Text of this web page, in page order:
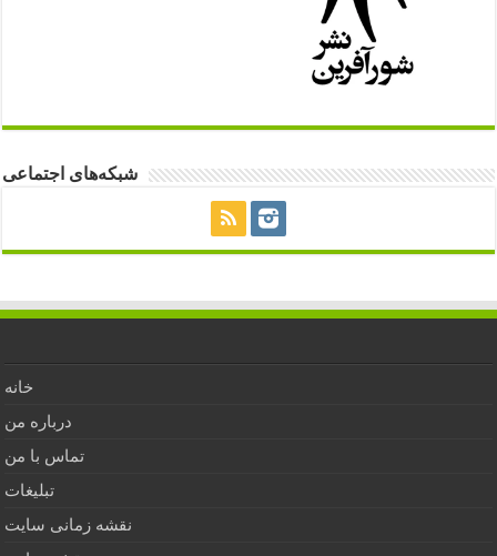
شبکه‌های اجتماعی
خانه
درباره من
تماس با من
تبلیغات
نقشه زمانی سایت